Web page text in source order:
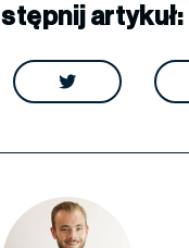
artykuł:
